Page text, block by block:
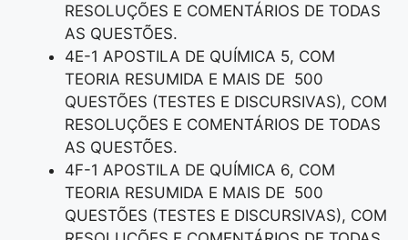
RESOLUÇÕES E COMENTÁRIOS DE TODAS
AS QUESTÕES.
4E-1 APOSTILA DE QUÍMICA 5, COM
TEORIA RESUMIDA E MAIS DE 500
QUESTÕES (TESTES E DISCURSIVAS), COM
RESOLUÇÕES E COMENTÁRIOS DE TODAS
AS QUESTÕES.
4F-1 APOSTILA DE QUÍMICA 6, COM
TEORIA RESUMIDA E MAIS DE 500
QUESTÕES (TESTES E DISCURSIVAS), COM